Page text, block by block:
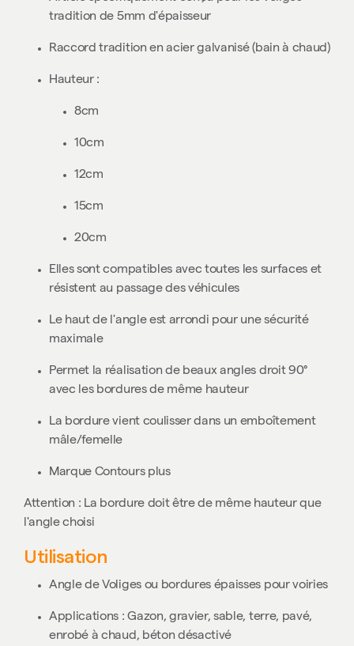
tradition de 5mm d'épaisseur
Raccord tradition en acier galvanisé (bain à chaud)
Hauteur :
8cm
10cm
12cm
15cm
20cm
Elles sont compatibles avec toutes les surfaces et
résistent au passage des véhicules
Le haut de l'angle est arrondi pour une sécurité
maximale
Permet la réalisation de beaux angles droit 90°
avec les bordures de même hauteur
La bordure vient coulisser dans un emboîtement
mâle/femelle
Marque Contours plus
Attention : La bordure doit être de même hauteur que
l'angle choisi
Utilisation
Angle de Voliges ou bordures épaisses pour voiries
Applications : Gazon, gravier, sable, terre, pavé,
enrobé à chaud, béton désactivé